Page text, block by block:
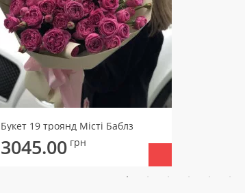
Букет 19 троянд Місті Баблз
3045.00 грн